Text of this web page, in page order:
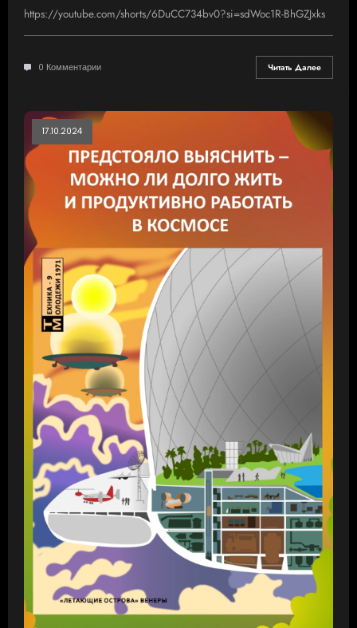
https://youtube.com/shorts/6DuCC734bv0?si=sdWoc1R-BhGZJxks
0 Комментарии Читать Далее
17.10.2024